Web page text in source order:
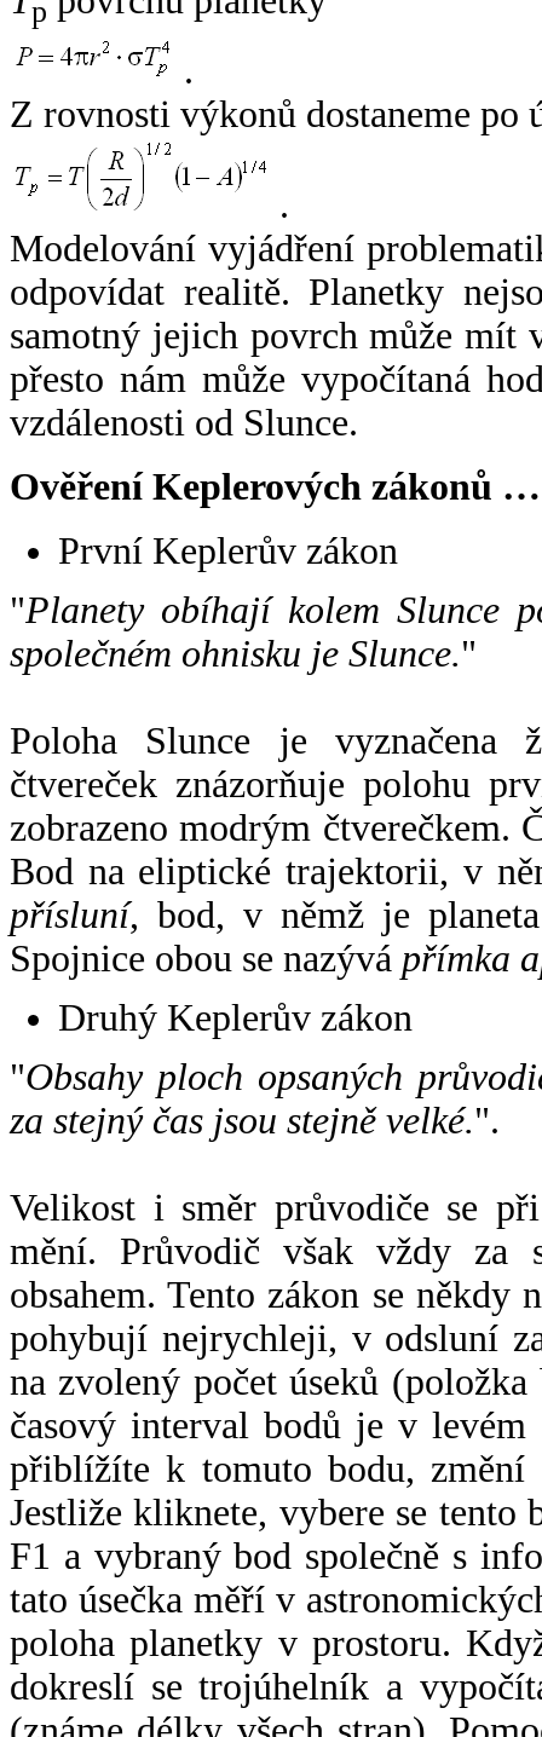
p
.
Z rovnosti výkonů dostaneme po
.
Modelování vyjádření
odpovídat realitě. Planetky
samotný jejich povrch může mít
přesto nám může vypočítaná
vzdálenosti od Slunce.
Ověření Keplerových zákonů …
První Keplerův zákon
"Planety obíhají kolem Slunce
společném ohnisku je Slunce."
Poloha Slunce je vyznačena
čtvereček znázorňuje polohu
zobrazeno modrým čtverečkem.
Bod na eliptické trajektorii, v
přísluní, bod, v němž je
Spojnice obou se nazývá přímka
Druhý Keplerův zákon
"Obsahy ploch opsaných
za stejný čas jsou stejně velké.".
Velikost i směr průvodiče se
mění. Průvodič však vždy za
obsahem. Tento zákon se někdy
pohybují nejrychleji, v odsluní
na zvolený počet úseků
časový interval bodů je v
přiblížíte k tomuto bodu,
Jestliže kliknete, vybere se tento
F1 a vybraný bod společně s
tato úsečka měří v
poloha planetky v prostoru.
dokreslí se trojúhelník a